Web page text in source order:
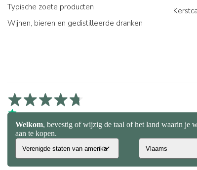
Typische zoete producten
Wijnen, bieren en gedistilleerde dranken
4,7/5 op Trustpilot
4,9/5 op Trustcart
4,7/5 op Google
© 2026 Spaghetti e Mandolino SRL - Società Benefit | Verona